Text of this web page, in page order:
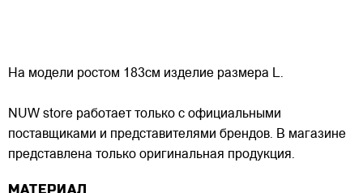
На модели ростом 183см изделие размера L.
NUW store работает только с официальными
поставщиками и представителями брендов. В магазине
представлена только оригинальная продукция.
МАТЕРИАЛ